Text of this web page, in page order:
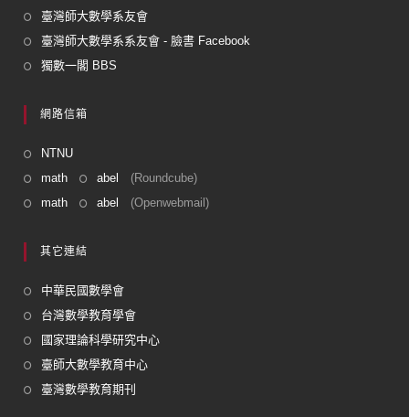
臺灣師大數學系友會
臺灣師大數學系系友會 - 臉書 Facebook
獨數一閣 BBS
網路信箱
NTNU
math
abel
(Roundcube)
math
abel (Openwebmail)
其它連結
中華民國數學會
台灣數學教育學會
國家理論科學研究中心
臺師大數學教育中心
臺灣數學教育期刊